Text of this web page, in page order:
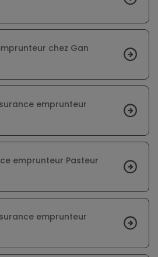
chez Gan
emprunteur
emprunteur Pasteur
emprunteur